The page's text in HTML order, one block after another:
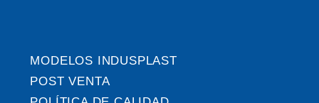
MODELOS INDUSPLAST
POST VENTA